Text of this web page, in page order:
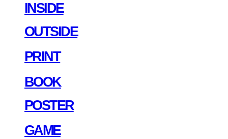
INSIDE
OUTSIDE
PRINT
BOOK
POSTER
GAME